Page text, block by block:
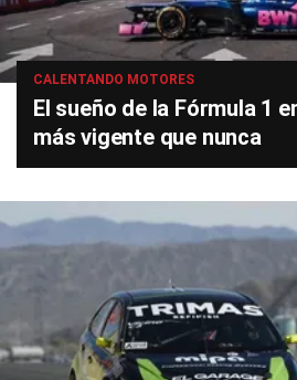
CALENTANDO MOTORES
El sueño de la Fórmula 1
más vigente que nunca